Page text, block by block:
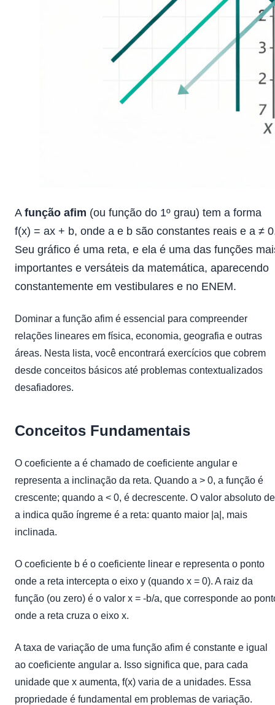
A função afim (ou função do 1º grau) tem a forma
f(x) = ax + b, onde a e b são constantes reais e a ≠
Seu gráfico é uma reta, e ela é uma das funções
importantes e versáteis da matemática, aparecendo
constantemente em vestibulares e no ENEM.
Dominar a função afim é essencial para compreender
relações lineares em física, economia, geografia e outras
áreas. Nesta lista, você encontrará exercícios que cobrem
desde conceitos básicos até problemas contextualizados
desafiadores.
Conceitos Fundamentais
O coeficiente a é chamado de coeficiente angular e
representa a inclinação da reta. Quando a > 0, a função é
crescente; quando a < 0, é decrescente. O valor absoluto de
a indica quão íngreme é a reta: quanto maior |a|, mais
inclinada.
O coeficiente b é o coeficiente linear e representa o ponto
onde a reta intercepta o eixo y (quando x = 0). A raiz da
função (ou zero) é o valor x = -b/a, que corresponde ao
onde a reta cruza o eixo x.
A taxa de variação de uma função afim é constante e igual
ao coeficiente angular a. Isso significa que, para cada
unidade que x aumenta, f(x) varia de a unidades. Essa
propriedade é fundamental em problemas de variação.